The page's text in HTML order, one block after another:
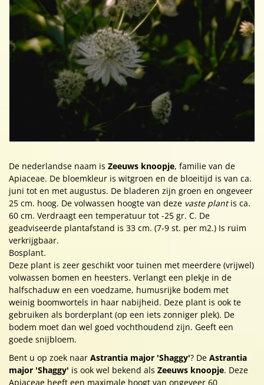
De nederlandse naam is Zeeuws knoopje, familie van de
Apiaceae. De bloemkleur is witgroen en de bloeitijd is van ca.
juni tot en met augustus. De bladeren zijn groen en ongeveer
25 cm. hoog. De volwassen hoogte van deze vaste plantis ca.
60 cm. Verdraagt een temperatuur tot -25 gr. C. De
geadviseerde plantafstand is 33 cm. (7-9 st. per m2.) Is ruim
verkrijgbaar.
Bosplant.
Deze plant is zeer geschikt voor tuinen met meerdere (vrijwel)
volwassen bomen en heesters. Verlangt een plekje in de
halfschaduw en een voedzame, humusrijke bodem met
weinig boomwortels in haar nabijheid. Deze plant is ook te
gebruiken als borderplant (op een iets zonniger plek). De
bodem moet dan wel goed vochthoudend zijn. Geeft een
goede snijbloem.
Bent u op zoek naar Astrantia major 'Shaggy'? De Astrantia
major 'Shaggy' is ook wel bekend als Zeeuws knoopje. Deze
Apiaceae heeft een maximale hoogt van ongeveer 60